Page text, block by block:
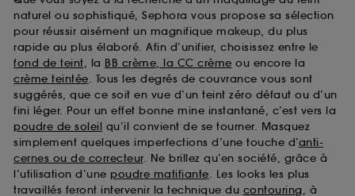
naturel ou sophistiqué, Sephora vous propose sa sélection
pour réussir aisément un magnifique makeup, du plus
rapide au plus élaboré. Afin d’unifier, choisissez entre le
fond de teint, la BB crème, la CC crème ou encore la
crème teintée. Tous les degrés de couvrance vous sont
suggérés, que ce soit en vue d’un teint zéro défaut ou d’un
fini léger. Pour un effet bonne mine instantané, c’est vers la
poudre de soleil qu’il convient de se tourner. Masquez
simplement quelques imperfections d’une touche d’anti-
cernes ou de correcteur. Ne brillez qu’en société, grâce à
l’utilisation d’une poudre matifiante. Les looks les plus
travaillés feront intervenir la technique du contouring, à